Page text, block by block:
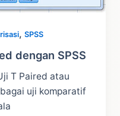
,SPSS
dengan SPSS
T Paired atau
uji komparatif